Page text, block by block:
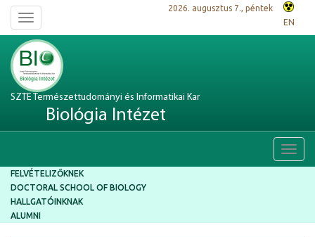
Toggle
navigation
2026. augusztus 7., péntek
EN
SZTE Természettudományi és Informatikai Kar
Biológia Intézet
FELVÉTELIZŐKNEK
DOCTORAL SCHOOL OF BIOLOGY
HALLGATÓINKNAK
ALUMNI